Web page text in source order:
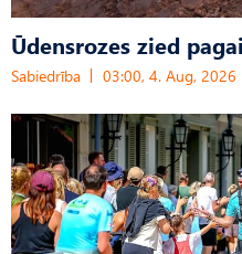
Ūdensrozes zied
Sabiedrība 03:00, 4. Aug, 2026